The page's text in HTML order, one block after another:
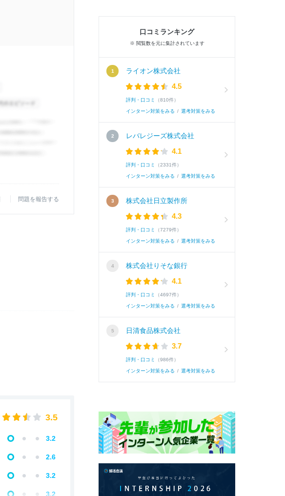
問題を報告する
面接官/学生
雰囲気
0 0
3.5
3.2
2.6
3.2
3.2
口コミランキング
※ 閲覧数を元に集計されています
ライオン株式会社
4.5
評判・口コミ （810件）
インターン対策をみる / 選考対策をみる
レバレジーズ株式会社
4.1
評判・口コミ （2331件）
インターン対策をみる / 選考対策をみる
株式会社日立製作所
4.3
評判・口コミ （7279件）
インターン対策をみる / 選考対策をみる
株式会社りそな銀行
4.1
評判・口コミ （4697件）
インターン対策をみる / 選考対策をみる
日清食品株式会社
3.7
評判・口コミ （986件）
インターン対策をみる / 選考対策をみる